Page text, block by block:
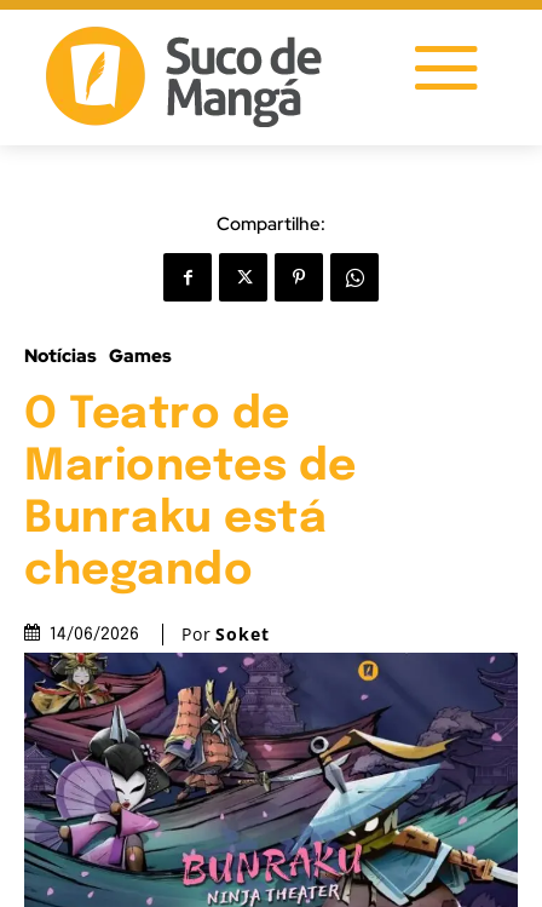
Compartilhe:
Notícias Games
O Teatro de
Marionetes de
Bunraku está
chegando
14/06/2026 Por Soket